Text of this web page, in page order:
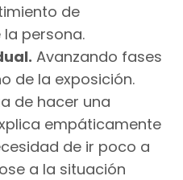
de
persona.
Avanzando fases
de la exposición.
de hacer una
empáticamente
de ir poco a
a la situación